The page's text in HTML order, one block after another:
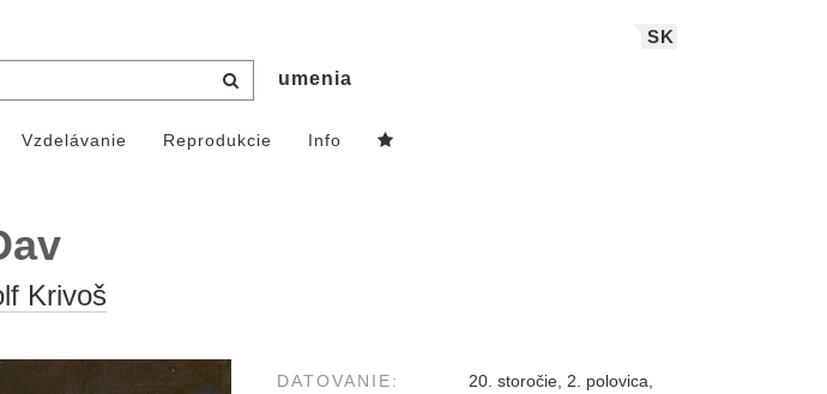
SK
umenia
Vzdelávanie Reprodukcie Info
Krivoš
DATOVANIE:
20. storočie, 2. polovica,